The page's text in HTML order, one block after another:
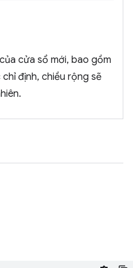
cửa sổ mới, bao gồm
định, chiều rộng sẽ